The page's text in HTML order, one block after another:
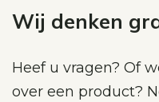
Wij denken
Heef u vragen? Of
over een product?